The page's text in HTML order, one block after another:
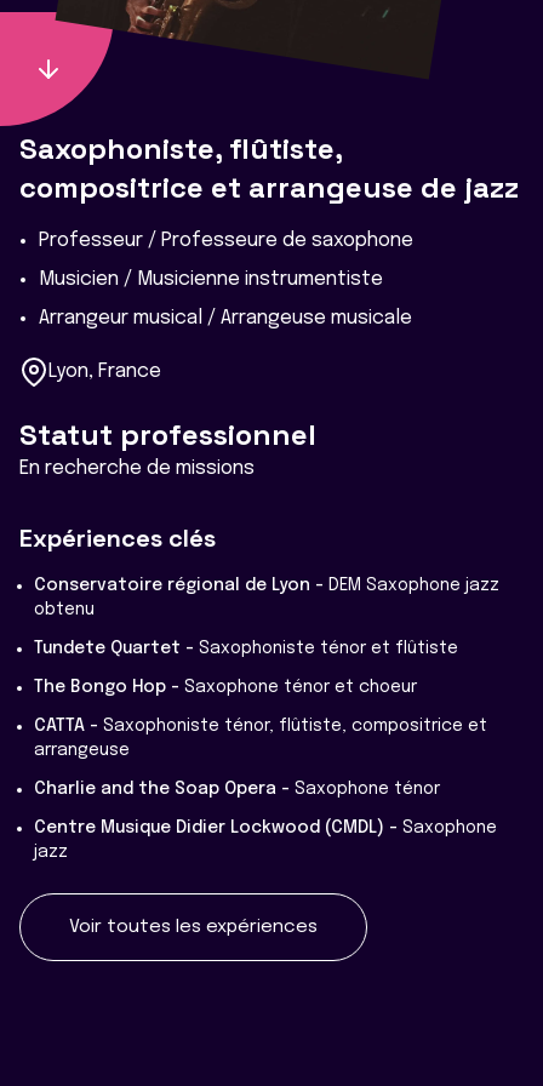
Saxophoniste, flûtiste,
compositrice et arrangeuse de jazz
Professeur / Professeure de saxophone
Musicien / Musicienne instrumentiste
Arrangeur musical / Arrangeuse musicale
Lyon, France
Statut professionnel
En recherche de missions
Expériences clés
Conservatoire régional de Lyon - DEM Saxophone jazz
obtenu
Tundete Quartet - Saxophoniste ténor et flûtiste
The Bongo Hop - Saxophone ténor et choeur
CATTA - Saxophoniste ténor, flûtiste, compositrice et
arrangeuse
Charlie and the Soap Opera - Saxophone ténor
Centre Musique Didier Lockwood (CMDL) - Saxophone
jazz
Voir toutes les expériences